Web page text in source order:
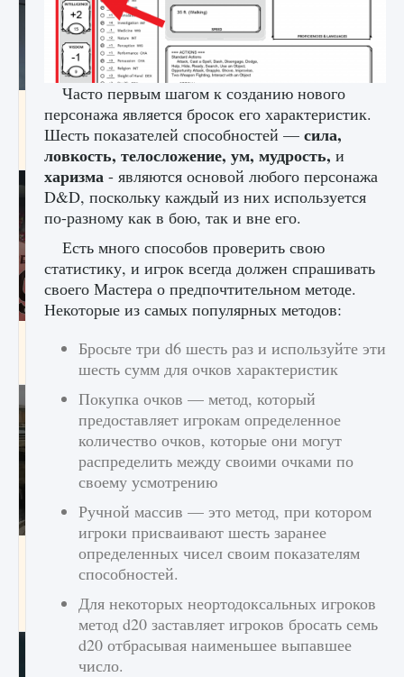
Все новые функции в режиме карьеры EA
FC 25
9 августа 2024 2 096 0 2
9 августа 2024 2 064 0 1
Как исправить текстовую ошибку
пользовательского интерфейса Delta
Force Hawk Ops
9 августа 2024 1 945 0 0
Часто первым шагом к созданию нового
персонажа является бросок его характеристик.
Шесть показателей способностей — сила,
ловкость, телосложение, ум, мудрость, и
харизма - являются основой любого персонажа
D&D, поскольку каждый из них используется
по-разному как в бою, так и вне его.
Есть много способов проверить свою
статистику, и игрок всегда должен спрашивать
своего Мастера о предпочтительном методе.
Некоторые из самых популярных методов:
Бросьте три d6 шесть раз и используйте эти
шесть сумм для очков характеристик
Покупка очков — метод, который
предоставляет игрокам определенное
количество очков, которые они могут
распределить между своими очками по
своему усмотрению
Ручной массив — это метод, при котором
игроки присваивают шесть заранее
определенных чисел своим показателям
способностей.
Для некоторых неортодоксальных игроков
метод d20 заставляет игроков бросать семь
d20 отбрасывая наименьшее выпавшее
число.